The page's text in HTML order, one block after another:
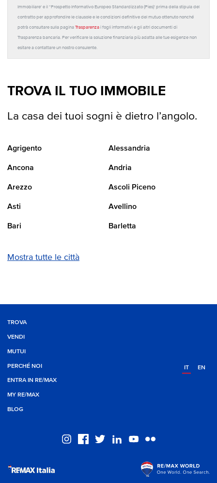
Immobiliare' e il “Prospetto Informativo Europeo Standardizzato (Pies)' prima della stipula del
contratto per approfondire le clausole e le condizioni definitive del mutuo ottenuto nonché
potrà consultare sulla pagina Trasparenza i fogli informativi e gli altri documenti di
Trasparenza bancaria. Per verificare la soluzione finanziaria più adatta alle tue esigenze non
esitare a contattare un nostro consulente.
TROVA IL TUO IMMOBILE
La casa dei tuoi sogni è dietro l’angolo.
Agrigento Alessandria
Ancona Andria
Arezzo Ascoli Piceno
Asti Avellino
Bari Barletta
Mostra tutte le città
TROVA
VENDI
MUTUI
PERCHÉ NOI
ENTRA IN RE/MAX
MY RE/MAX
BLOG
IT EN